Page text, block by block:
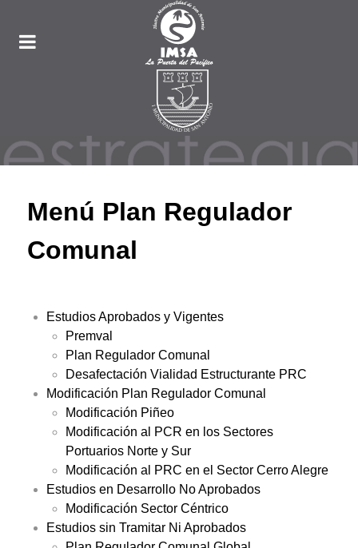
Menú Plan Regulador
Comunal
Estudios Aprobados y Vigentes
Premval
Plan Regulador Comunal
Desafectación Vialidad Estructurante PRC
Modificación Plan Regulador Comunal
Modificación Piñeo
Modificación al PCR en los Sectores
Portuarios Norte y Sur
Modificación al PRC en el Sector Cerro Alegre
Estudios en Desarrollo No Aprobados
Modificación Sector Céntrico
Estudios sin Tramitar Ni Aprobados